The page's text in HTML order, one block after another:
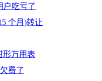
户吃亏了
个月)转让
形万用表
费了